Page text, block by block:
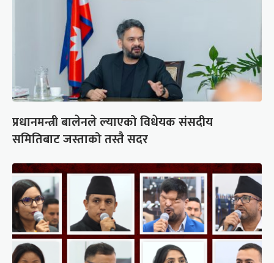
प्रधानमन्त्री बालेनले ल्याएको विधेयक संसदीय
समितिबाट जस्ताको तस्तै सदर